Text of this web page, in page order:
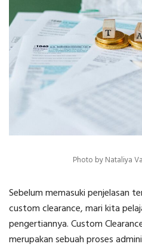
Photo by Nataliya
Sebelum memasuki penjelasan
custom clearance, mari kita
pengertiannya. Custom
merupakan sebuah proses